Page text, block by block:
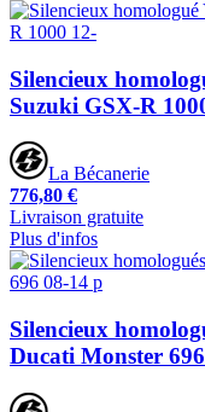
Silencieux
Suzuki GSX-R
La Bécanerie
776,80 €
Livraison gratuite
Plus d'infos
Silencieux
Ducati Monster